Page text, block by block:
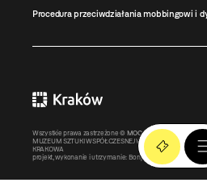
Procedura przeciwdziałania mobbingowi i
Wszystkie prawa zastrzeżone © MOCAK2011-2026
MUZEUM SZTUKI WSPÓŁCZESNEJ W KRAKOWIE MOCAK
KRAKOWA
projekt, wykonanie i utrzymanie: Bonjour.pl